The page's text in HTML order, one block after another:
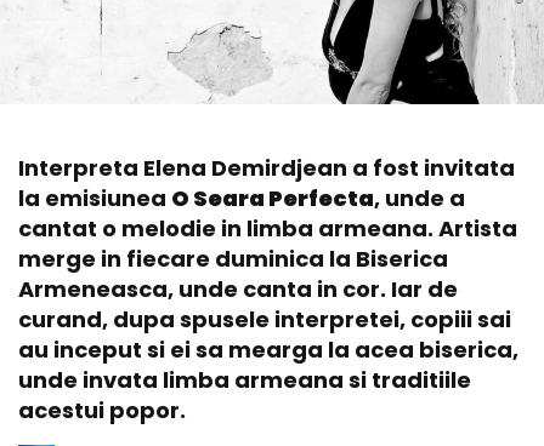
Interpreta Elena Demirdjean a fost invitata
la emisiunea O Seara Perfecta, unde a
cantat o melodie in limba armeana. Artista
merge in fiecare duminica la Biserica
Armeneasca, unde canta in cor. Iar de
curand, dupa spusele interpretei, copiii sai
au inceput si ei sa mearga la acea biserica,
unde invata limba armeana si traditiile
acestui popor.